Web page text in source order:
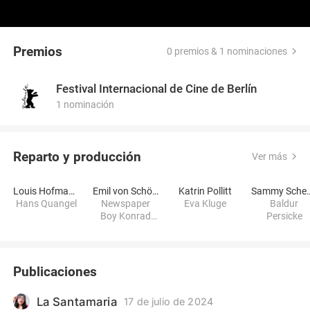
Premios 0 premios & 1 nominaciones
Festival Internacional de Cine de Berlín
1 nominación
Reparto y producción Ver más
Louis Hofmann
Hans Quangel
Emil von Schönfels
Newspaper
Boy Konrad
Katrin Pollitt
Eva Kluge
Baldur
Persicke
Publicaciones
La Santamaria 17 de julio de 2024